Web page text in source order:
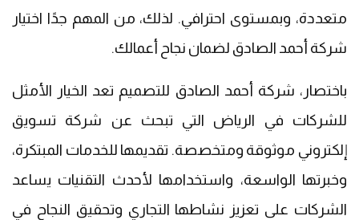
متعددة، وبمستوى احترافي. لذلك، من المهم جدًا اختيار
شركة أحمد الصادق لضمان نجاح أعمالك.
باختصار، شركة أحمد الصادق للتصميم تعد الخيار الأمثل
للشركات في الرياض التي تبحث عن شركة تسويق
إلكتروني موثوقة ومتخصصة. تقديمها للخدمات المبتكرة،
وخبرتها الواسعة، واستخدامها لأحدث التقنيات يساعد
الشركات على تعزيز نشاطها التجاري وتحقيق النجاح في